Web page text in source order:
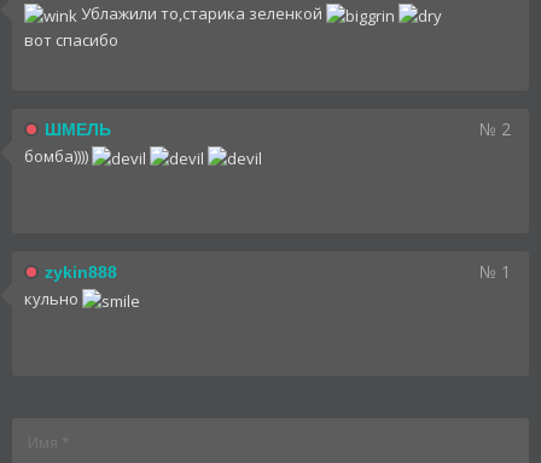
Ублажили то,старика зеленкой
вот спасибо
ШМЕЛЬ № 2
бомба))))
zykin888 № 1
кульно